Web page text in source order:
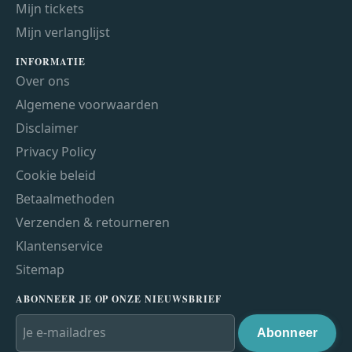
Mijn tickets
Mijn verlanglijst
INFORMATIE
Over ons
Algemene voorwaarden
Disclaimer
Privacy Policy
Cookie beleid
Betaalmethoden
Verzenden & retourneren
Klantenservice
Sitemap
ABONNEER JE OP ONZE NIEUWSBRIEF
Abonneer